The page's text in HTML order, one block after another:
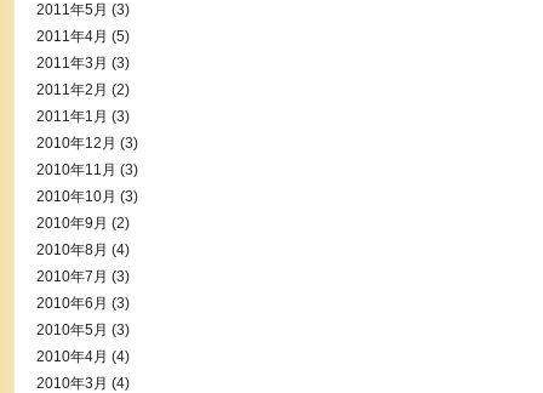
2011年5月 (3)
2011年4月 (5)
2011年3月 (3)
2011年2月 (2)
2011年1月 (3)
2010年12月 (3)
2010年11月 (3)
2010年10月 (3)
2010年9月 (2)
2010年8月 (4)
2010年7月 (3)
2010年6月 (3)
2010年5月 (3)
2010年4月 (4)
2010年3月 (4)